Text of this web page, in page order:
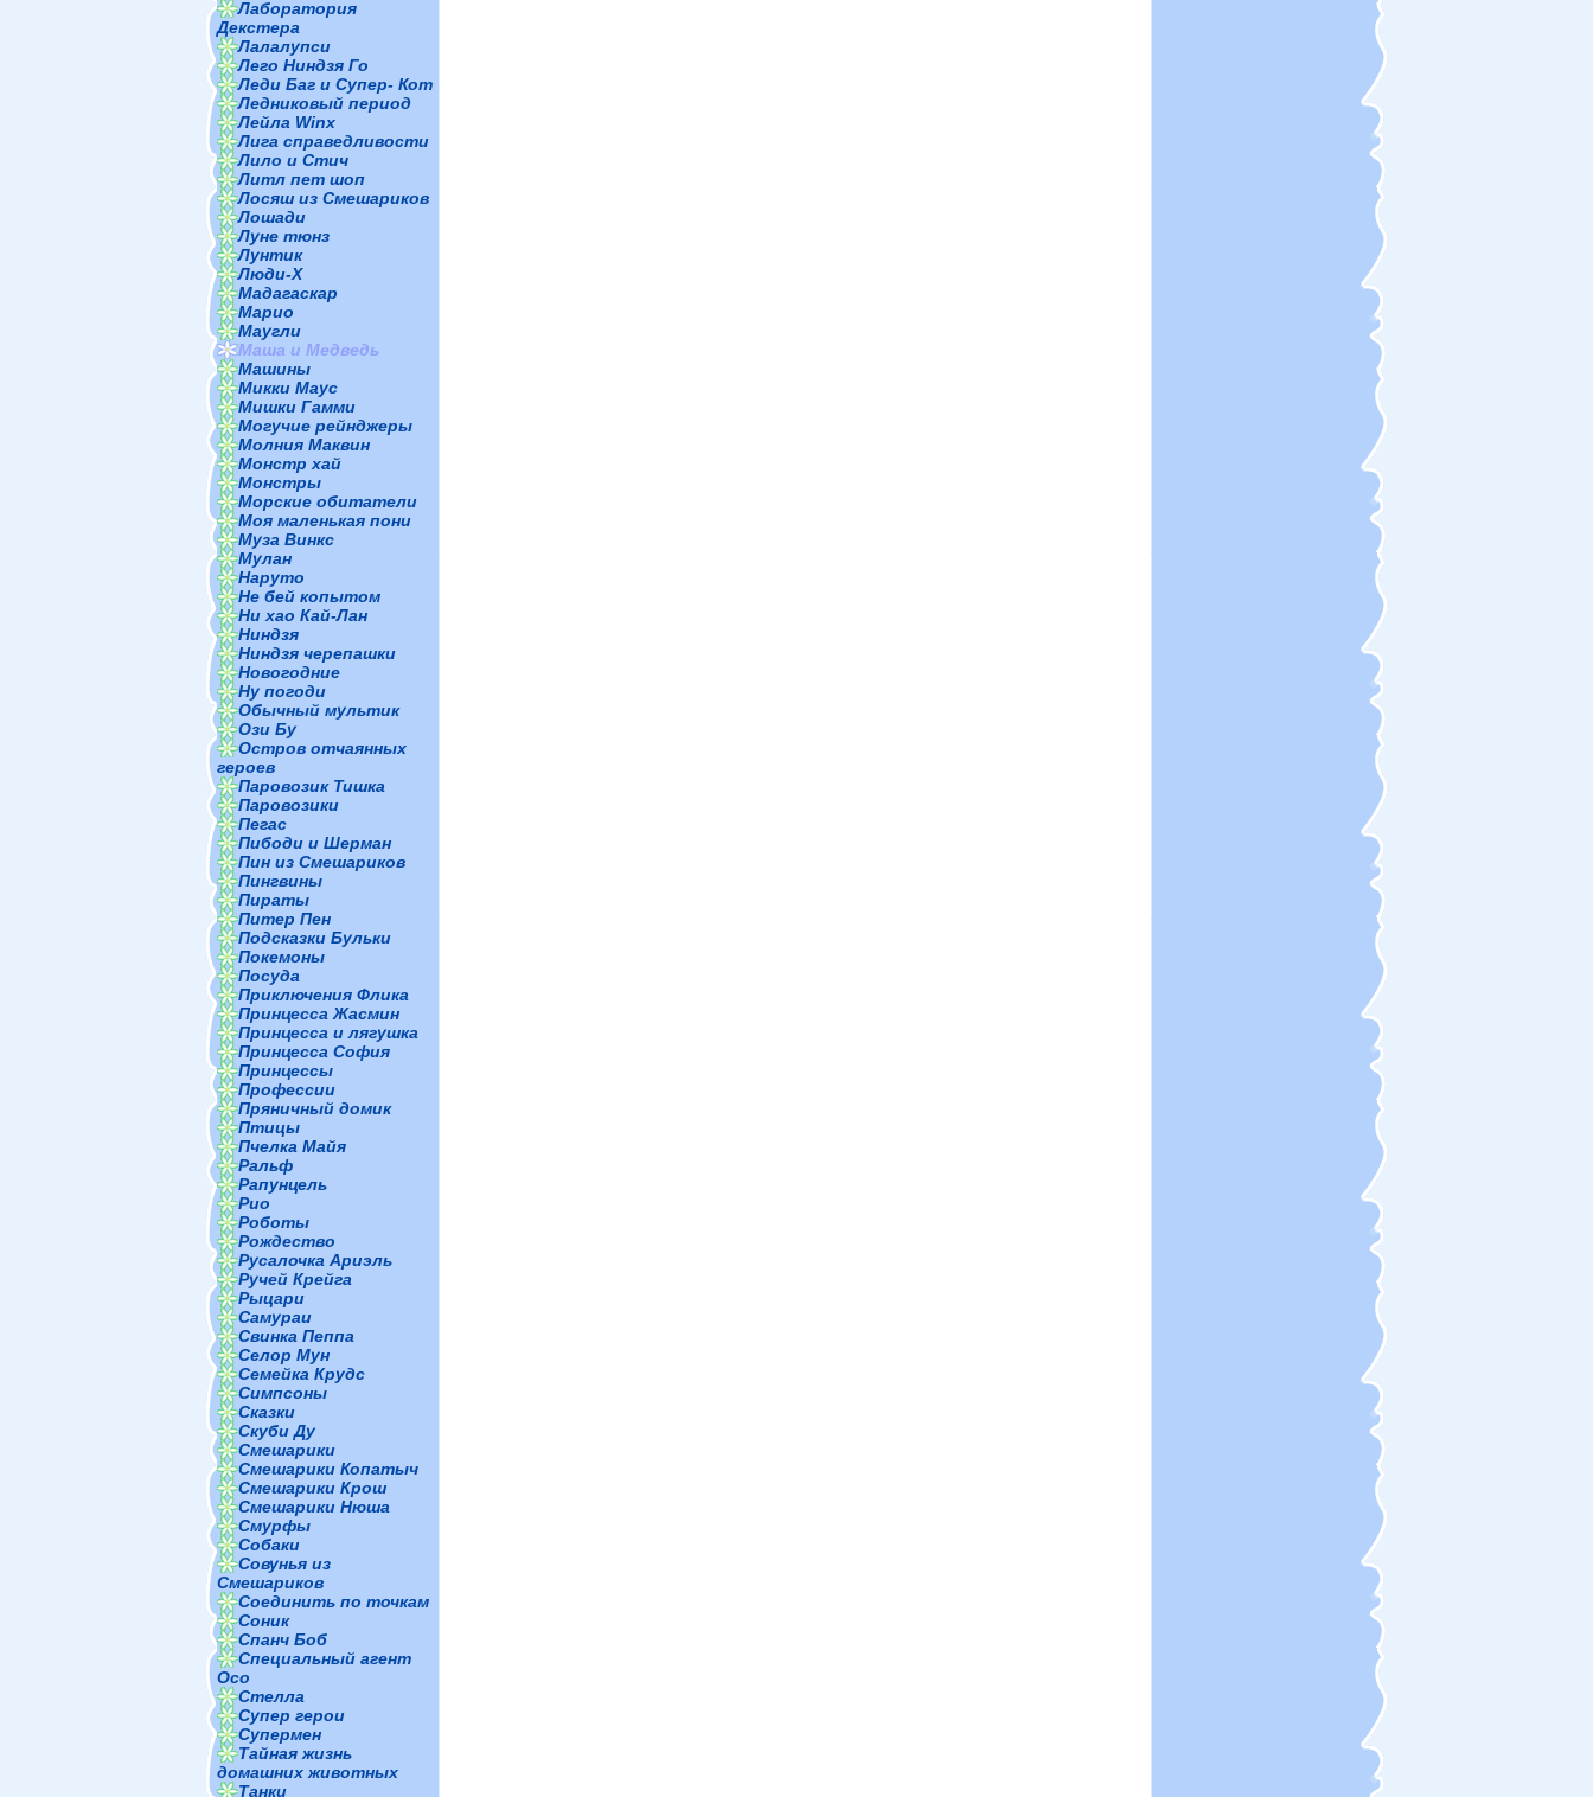
Лаборатория
Декстера
Лалалупси
Лего Ниндзя Го
Леди Баг и Супер- Кот
Ледниковый период
Лейла Winx
Лига справедливости
Лило и Стич
Литл пет шоп
Лосяш из Смешариков
Лошади
Луне тюнз
Лунтик
Люди-Х
Мадагаскар
Марио
Маугли
Маша и Медведь
Машины
Микки Маус
Мишки Гамми
Могучие рейнджеры
Молния Маквин
Монстр хай
Монстры
Морские обитатели
Моя маленькая пони
Муза Винкс
Мулан
Наруто
Не бей копытом
Ни хао Кай-Лан
Ниндзя
Ниндзя черепашки
Новогодние
Ну погоди
Обычный мультик
Ози Бу
Остров отчаянных
героев
Паровозик Тишка
Паровозики
Пегас
Пибоди и Шерман
Пин из Смешариков
Пингвины
Пираты
Питер Пен
Подсказки Бульки
Покемоны
Посуда
Приключения Флика
Принцесса Жасмин
Принцесса и лягушка
Принцесса София
Принцессы
Профессии
Пряничный домик
Птицы
Пчелка Майя
Ральф
Рапунцель
Рио
Роботы
Рождество
Русалочка Ариэль
Ручей Крейга
Рыцари
Самураи
Свинка Пеппа
Селор Мун
Семейка Крудс
Симпсоны
Сказки
Скуби Ду
Смешарики
Смешарики Копатыч
Смешарики Крош
Смешарики Нюша
Смурфы
Собаки
Совунья из
Смешариков
Соединить по точкам
Соник
Спанч Боб
Специальный агент
Осо
Стелла
Супер герои
Супермен
Тайная жизнь
домашних животных
Танки